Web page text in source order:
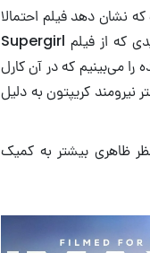
نشان دهد فیلم احتمالا
فراتر از چیزی است که پیش‌نمایش‌های قبلی القا می‌کردند. در این تریلر حماسی جدیدی که از فیلم Supergirl
می‌بینیم که در آن کارل
نیرومند کریپتون به دلیل
ظاهری بیشتر به کمیک